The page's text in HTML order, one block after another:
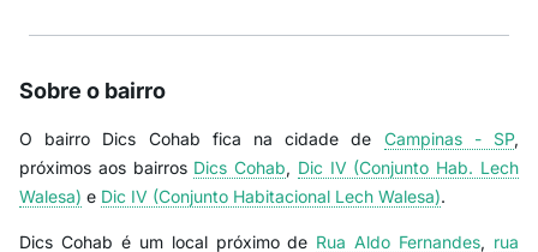
Sobre o bairro
O bairro Dics Cohab fica na cidade de Campinas - SP,
próximos aos bairros Dics Cohab, Dic IV (Conjunto Hab. Lech
Walesa) e Dic IV (Conjunto Habitacional Lech Walesa).
Dics Cohab é um local próximo de Rua Aldo Fernandes, rua